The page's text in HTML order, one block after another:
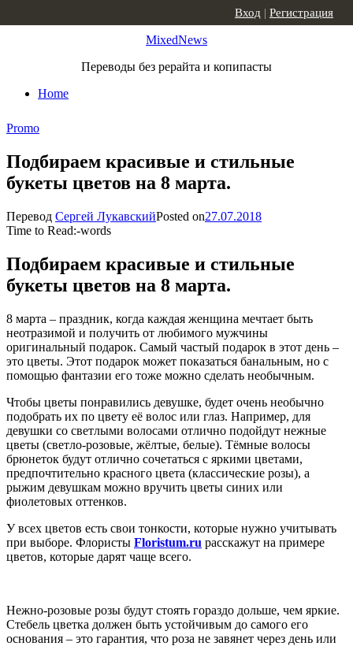
MixedNews
Переводы без рерайта и копипасты
Home
Вход | Регистрация
Promo
Подбираем красивые и стильные
букеты цветов на 8 марта.
Перевод Сергей ЛукавскийPosted on27.07.2018
Time to Read:-words
Подбираем красивые и стильные
букеты цветов на 8 марта.
8 марта – праздник, когда каждая женщина мечтает быть
неотразимой и получить от любимого мужчины
оригинальный подарок. Самый частый подарок в этот день –
это цветы. Этот подарок может показаться банальным, но с
помощью фантазии его тоже можно сделать необычным.
Чтобы цветы понравились девушке, будет очень необычно
подобрать их по цвету её волос или глаз. Например, для
девушки со светлыми волосами отлично подойдут нежные
цветы (светло-розовые, жёлтые, белые). Тёмные волосы
брюнеток будут отлично сочетаться с яркими цветами,
предпочтительно красного цвета (классические розы), а
рыжим девушкам можно вручить цветы синих или
фиолетовых оттенков.
У всех цветов есть свои тонкости, которые нужно учитывать
при выборе. Флористы Floristum.ru расскажут на примере
цветов, которые дарят чаще всего.
Нежно-розовые розы будут стоять гораздо дольше, чем яркие.
Стебель цветка должен быть устойчивым до самого его
основания – это гарантия, что роза не завянет через день или